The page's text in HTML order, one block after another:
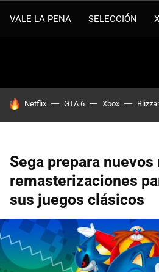
VALE LA PENA SELECCIÓN
HOY SE HABLA DE
Netflix GTA 6 Xbox
Sega prepara
remasterizaciones
sus juegos clásicos